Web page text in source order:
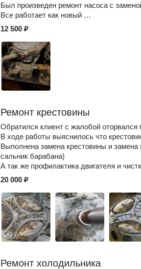
Был произведен ремонт насоса с
Все работает как новый …
12 500 ₽
Ремонт крестовины
Обратился клиент с жалобой оторвался
В ходе работы выяснилось что
Выполнена замена крестовины и
сальник барабана)
А так же профилактика двигателя и
20 000 ₽
Ремонт холодильника